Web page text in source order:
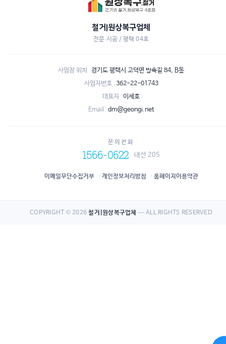
철거|원상복구업체
전문 시공 / 평택 04호
사업장 위치
경기도 평택시 고덕면 방축길 84, B동
사업자번호 362-22-01743
대표자 이세호
Email dm@geongi.net
문의전화
1566-0622 내선 205
이메일무단수집거부 개인정보처리방침 홈페이지이용약관
COPYRIGHT © 2026철거|원상복구업체 — ALL RIGHTS RESERVED